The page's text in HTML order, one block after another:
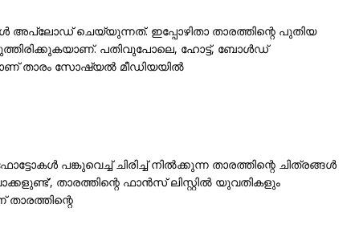
അപ്‌ലോഡ് ചെയ്യുന്നത്. ഇപ്പോഴിതാ താരത്തിന്റെ പുതിയ
പതിവുപോലെ, ഹോട്ട്, ബോൾഡ്
താരം സോഷ്യൽ മീഡിയയിൽ
പങ്കുവെച്ച് ചിരിച്ച് നിൽക്കുന്ന താരത്തിന്റെ ചിത്രങ്ങൾ
താരത്തിന്റെ ഫാൻസ് ലിസ്റ്റിൽ യുവതികളും